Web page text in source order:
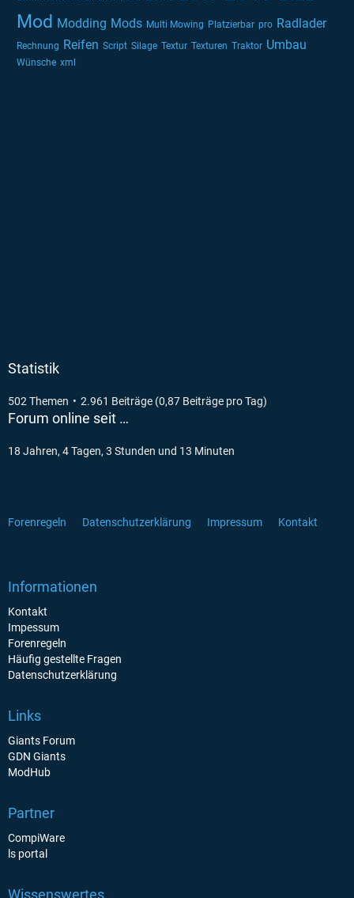
Mod Modding Mods Multi Mowing Platzierbar pro Radlader
Rechnung Reifen Script Silage Textur Texturen Traktor Umbau
Wünsche xml
Statistik
502 Themen 2.961 Beiträge (0,87 Beiträge pro Tag)
Forum online seit …
18 Jahren, 4 Tagen, 3 Stunden und 13 Minuten
Forenregeln Datenschutzerklärung Impressum Kontakt
Informationen
Kontakt
Impessum
Forenregeln
Häufig gestellte Fragen
Datenschutzerklärung
Links
Giants Forum
GDN Giants
ModHub
Partner
CompiWare
ls portal
Wissenswertes